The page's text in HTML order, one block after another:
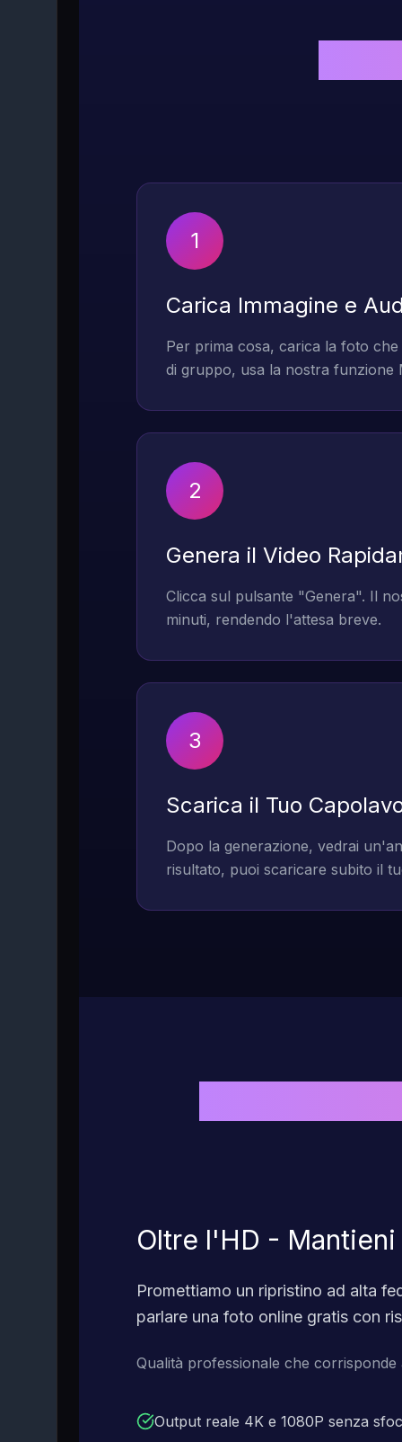
1
Carica Immagine e
Per prima cosa, carica la foto
di gruppo, usa la nostra funzione
2
Genera il Video
Clicca sul pulsante "Genera". Il
minuti, rendendo l'attesa breve.
3
Scarica il Tuo
Dopo la generazione, vedrai
risultato, puoi scaricare subito il
Oltre l'HD -
Promettiamo un ripristino ad alta
parlare una foto online gratis con
Qualità professionale che
Output reale 4K e 1080P senza